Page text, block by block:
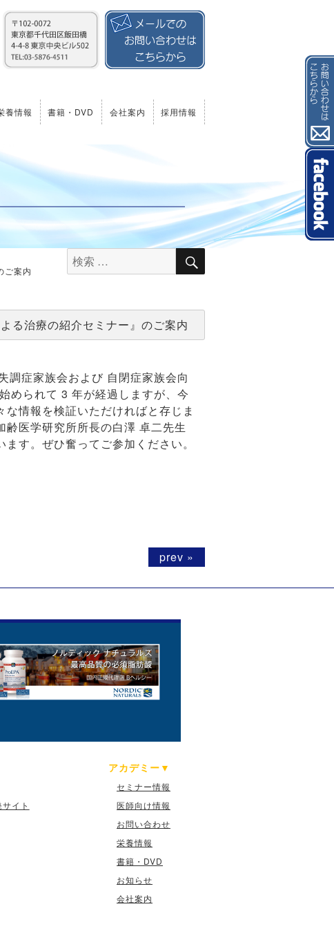
養情報 書籍・DVD 会社案内 採用情報
検
索
対
検
ご案内
る治療の紹介セミナー』のご案内
調症家族会および 自閉症家族会向
められて 3 年が経過しますが、今
情報を検証いただければと存じま
医学研究所所長の白澤 卓二先生
す。ぜひ奮ってご参加ください。
prev »
イト
アカデミー
セミナー情報
医師向け情報
お問い合わせ
栄養情報
書籍・DVD
お知らせ
会社案内